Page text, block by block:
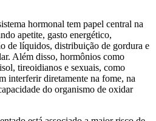
hormonal tem papel central na
apetite, gasto energético,
de líquidos, distribuição de gordura e
Além disso, hormônios como
tireoidianos e sexuais, como
interferir diretamente na fome, na
do organismo de oxidar